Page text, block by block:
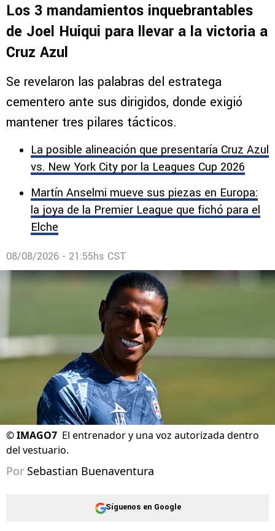
Los 3 mandamientos inquebrantables
de Joel Huiqui para llevar a la victoria a
Cruz Azul
Se revelaron las palabras del estratega
cementero ante sus dirigidos, donde exigió
mantener tres pilares tácticos.
La posible alineación que presentaría Cruz Azul
vs. New York City por la Leagues Cup 2026
Martín Anselmi mueve sus piezas en Europa:
la joya de la Premier League que fichó para el
Elche
08/08/2026 - 21:55hs CST
©IMAGO7 El entrenador y una voz autorizada dentro
del vestuario.
Por Sebastian Buenaventura
Síguenos en Google